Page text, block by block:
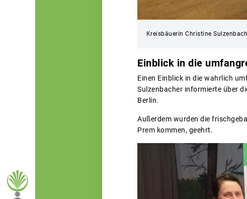
Kreisbäuerin Christine
Einblick in die
Einen Einblick in die wahrlich
Sulzenbacher informierte über
Berlin.
Außerdem wurden die
Prem kommen, geehrt.